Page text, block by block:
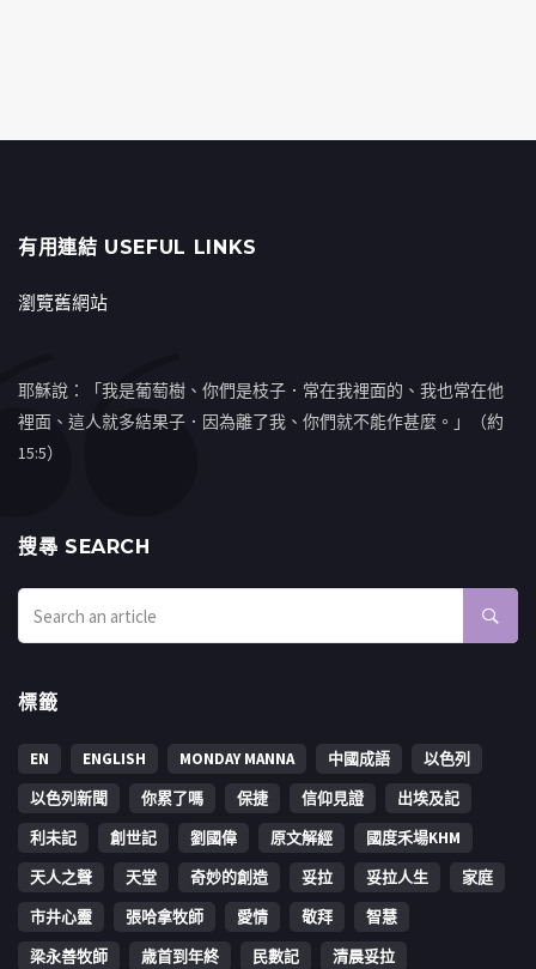
有用連結 USEFUL LINKS
瀏覽舊網站
耶穌說：「我是葡萄樹、你們是枝子．常在我裡面的、我也常在他
裡面、這人就多結果子．因為離了我、你們就不能作甚麼。」（約
15:5）
搜㝷 SEARCH
標籤
EN ENGLISH MONDAY MANNA 中國成語
以色列
以色列新聞
你累了嗎 保捷 信仰見證
出埃及記
利未記
創世記 劉國偉 原文解經
國度禾場KHM
天人之聲
天堂 奇妙的創造 妥拉 妥拉人生
家庭
市井心靈
張哈拿牧師 愛情 敬拜
智慧
梁永善牧師
歳首到年終 民數記 清晨妥拉